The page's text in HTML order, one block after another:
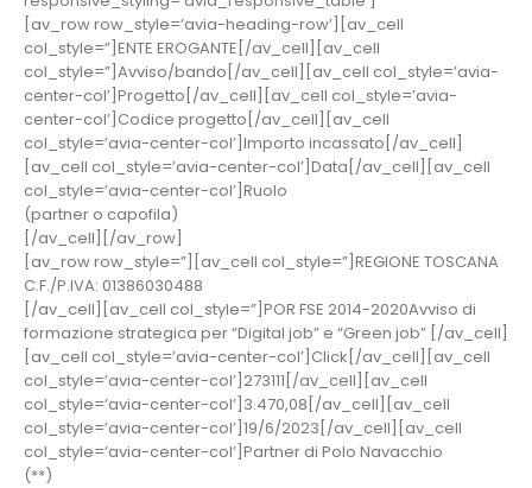
[av_row row_style=’avia-heading-row’][av_cell
col_style=”]ENTE EROGANTE[/av_cell][av_cell
col_style=”]Avviso/bando[/av_cell][av_cell col_style=’avia-
center-col’]Progetto[/av_cell][av_cell col_style=’avia-
center-col’]Codice progetto[/av_cell][av_cell
col_style=’avia-center-col’]Importo incassato[/av_cell]
[av_cell col_style=’avia-center-col’]Data[/av_cell][av_cell
col_style=’avia-center-col’]Ruolo
(partner o capofila)
[/av_cell][/av_row]
[av_row row_style=”][av_cell col_style=”]REGIONE TOSCANA
C.F./P.IVA: 01386030488
[/av_cell][av_cell col_style=”]POR FSE 2014-2020Avviso di
formazione strategica per “Digital job” e “Green job” [/av_cell]
[av_cell col_style=’avia-center-col’]Click[/av_cell][av_cell
col_style=’avia-center-col’]273111[/av_cell][av_cell
col_style=’avia-center-col’]3.470,08[/av_cell][av_cell
col_style=’avia-center-col’]19/6/2023[/av_cell][av_cell
col_style=’avia-center-col’]Partner di Polo Navacchio
(**)